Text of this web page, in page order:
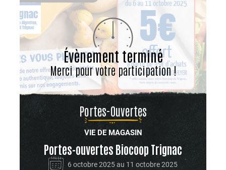
Évènement terminé
Merci pour votre participation !
Portes-Ouvertes
VIE DE MAGASIN
Portes-ouvertes Biocoop Trignac
6 octobre 2025 au 11 octobre 2025